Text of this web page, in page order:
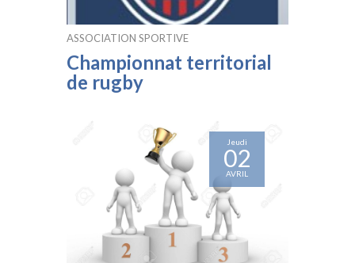
ASSOCIATION SPORTIVE
Championnat territorial
de rugby
Jeudi
02
AVRIL